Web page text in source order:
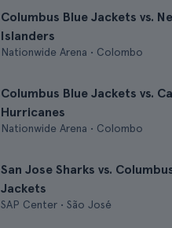
Columbus Blue Jackets vs.
Islanders
Nationwide Arena • Colombo
Columbus Blue Jackets vs.
Hurricanes
Nationwide Arena • Colombo
San Jose Sharks vs.
Jackets
SAP Center • São José